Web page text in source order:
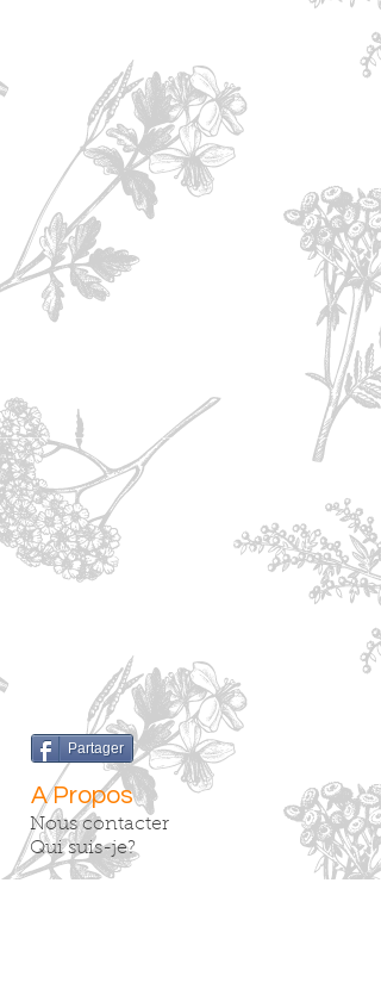
Partager
Nous contacter
Qui suis-je?
A Propos